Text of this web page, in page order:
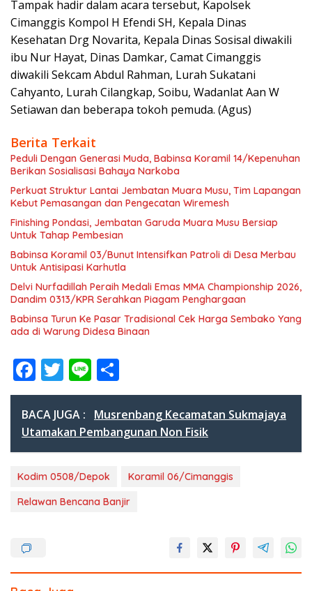
Tampak hadir dalam acara tersebut, Kapolsek
Cimanggis Kompol H Efendi SH, Kepala Dinas
Kesehatan Drg Novarita, Kepala Dinas Sosisal diwakili
ibu Nur Hayat, Dinas Damkar, Camat Cimanggis
diwakili Sekcam Abdul Rahman, Lurah Sukatani
Cahyanto, Lurah Cilangkap, Soibu, Wadanlat Aan W
Setiawan dan beberapa tokoh pemuda. (Agus)
Berita Terkait
Peduli Dengan Generasi Muda, Babinsa Koramil 14/Kepenuhan
Berikan Sosialisasi Bahaya Narkoba
Perkuat Struktur Lantai Jembatan Muara Musu, Tim Lapangan
Kebut Pemasangan dan Pengecatan Wiremesh
Finishing Pondasi, Jembatan Garuda Muara Musu Bersiap
Untuk Tahap Pembesian
Babinsa Koramil 03/Bunut Intensifkan Patroli di Desa Merbau
Untuk Antisipasi Karhutla
Delvi Nurfadillah Peraih Medali Emas MMA Championship 2026,
Dandim 0313/KPR Serahkan Piagam Penghargaan
Babinsa Turun Ke Pasar Tradisional Cek Harga Sembako Yang
ada di Warung Didesa Binaan
F
ac
e
b
o
o
k
T
w
itt
er
Li
n
e
h
ar
e
BACA JUGA :
Musrenbang Kecamatan Sukmajaya
Utamakan Pembangunan Non Fisik
Kodim 0508/Depok
Koramil 06/Cimanggis
Relawan Bencana Banjir